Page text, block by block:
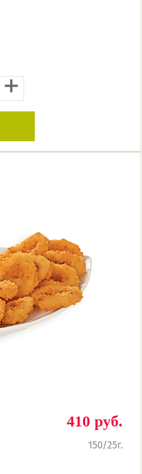
+
410 руб.
150/25г.